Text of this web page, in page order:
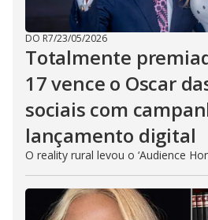
DO R7/23/05/2026
Totalmente
17 vence o Oscar
sociais com
lançamento digital
O reality rural levou o ‘Audience